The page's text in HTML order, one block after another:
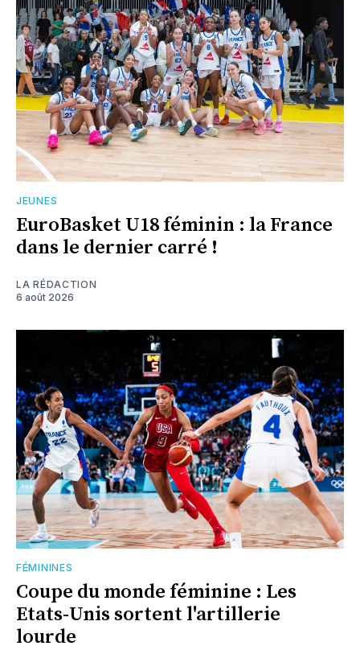
JEUNES
EuroBasket U18 féminin : la France
dans le dernier carré !
LA RÉDACTION
6 août 2026
FÉMININES
Coupe du monde féminine : Les
Etats-Unis sortent l'artillerie
lourde